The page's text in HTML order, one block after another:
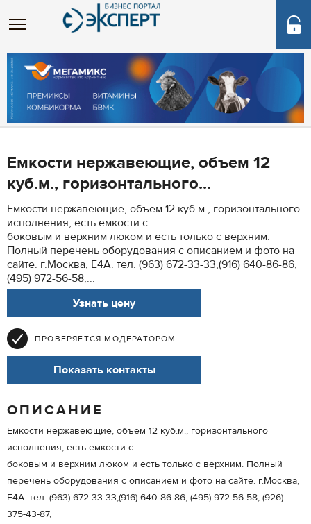
Емкости нержавеющие, объем 12
куб.м., горизонтального...
Емкости нержавеющие, объем 12 куб.м., горизонтального
исполнения, есть емкости с
боковым и верхним люком и есть только с верхним.
Полный перечень оборудования с описанием и фото на
сайте. г.Москва, Е4А. тел. (963) 672-33-33,(916) 640-86-86,
(495) 972-56-58,...
Узнать цену
ПРОВЕРЯЕТСЯ МОДЕРАТОРОМ
Показать контакты
ОПИСАНИЕ
Емкости нержавеющие, объем 12 куб.м., горизонтального
исполнения, есть емкости с
боковым и верхним люком и есть только с верхним. Полный
перечень оборудования с описанием и фото на сайте. г.Москва,
Е4А. тел. (963) 672-33-33,(916) 640-86-86, (495) 972-56-58, (926)
375-43-87,